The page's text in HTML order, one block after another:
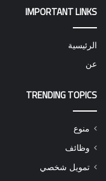
IMPORTANT LINKS
الرئيسية
عن
TRENDING TOPICS
منوع
وظائف
تمويل شخصي